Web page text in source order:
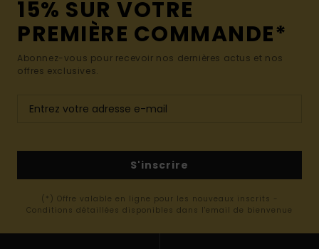
15% SUR VOTRE
PREMIÈRE COMMANDE*
Abonnez-vous pour recevoir nos dernières actus et nos
offres exclusives.
S'inscrire
(*) Offre valable en ligne pour les nouveaux inscrits -
Conditions détaillées disponibles dans l'email de bienvenue